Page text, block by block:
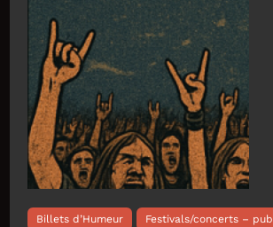
Billets d’Humeur Festivals/concerts – pub